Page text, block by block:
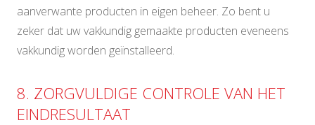
aanverwante producten in eigen beheer. Zo bent u
zeker dat uw vakkundig gemaakte producten eveneens
vakkundig worden geïnstalleerd.
8. ZORGVULDIGE CONTROLE VAN HET
EINDRESULTAAT